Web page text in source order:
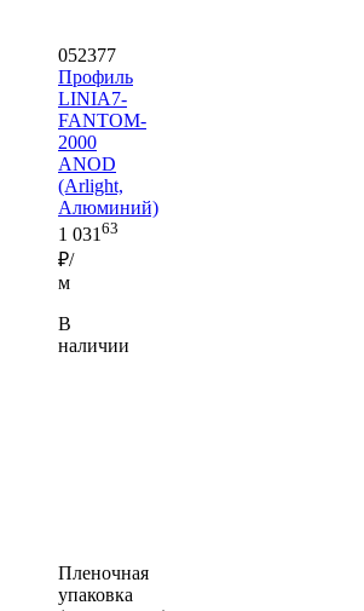
052377
Профиль
LINIA7-
FANTOM-
2000
ANOD
(Arlight,
Алюминий)
1 031 63
₽/
м
В
наличии
Пленочная
упаковка